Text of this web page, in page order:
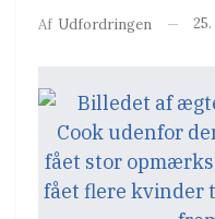
Af Udfordringen